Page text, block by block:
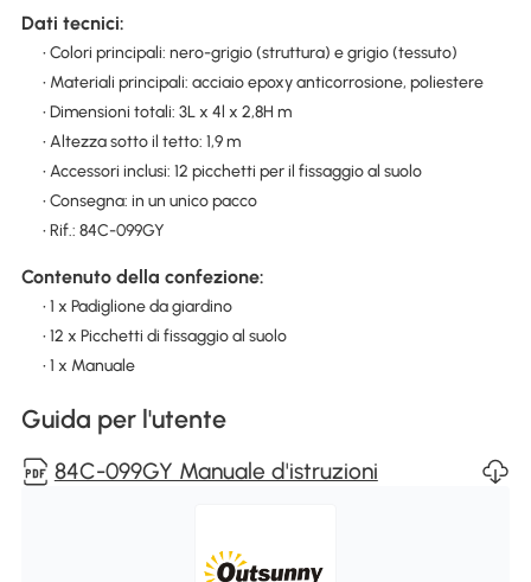
Dati tecnici:
• Colori principali: nero-grigio (struttura) e grigio (tessuto)
• Materiali principali: acciaio epoxy anticorrosione, poliestere
• Dimensioni totali: 3L x 4l x 2,8H m
• Altezza sotto il tetto: 1,9 m
• Accessori inclusi: 12 picchetti per il fissaggio al suolo
• Consegna: in un unico pacco
• Rif.: 84C-099GY
Contenuto della confezione:
• 1 x Padiglione da giardino
• 12 x Picchetti di fissaggio al suolo
• 1 x Manuale
Guida per l'utente
84C-099GY Manuale d'istruzioni